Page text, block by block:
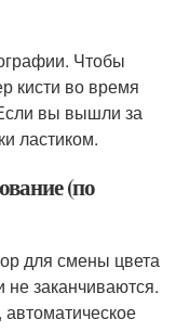
Чтобы
кисти во время
вы вышли за
ластиком.
(по
для смены цвета
не заканчиваются.